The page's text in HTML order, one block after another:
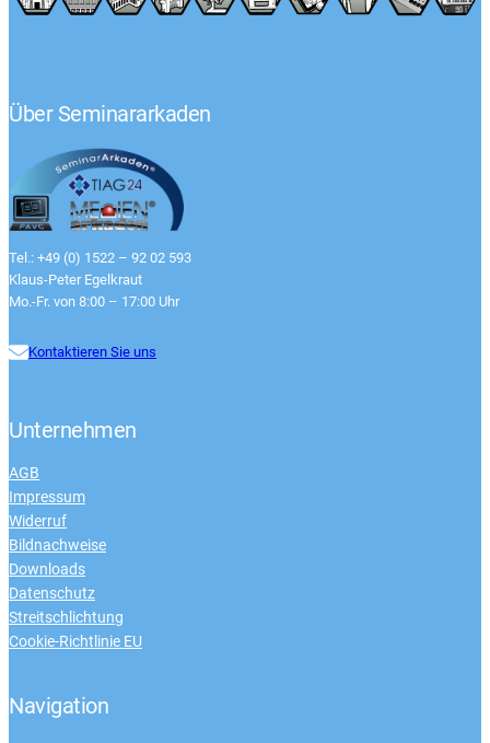
Über Seminararkaden
Tel.: +49 (0) 1522 – 92 02 593
Klaus-Peter Egelkraut
Mo.-Fr. von 8:00 – 17:00 Uhr
Kontaktieren Sie uns
Unternehmen
AGB
Impressum
Widerruf
Bildnachweise
Downloads
Datenschutz
Streitschlichtung
Cookie-Richtlinie EU
Navigation